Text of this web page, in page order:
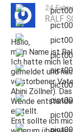
PRINT & CDS
IMPRESSUM
24.
RALF
Hallo,
mein Name ist
Ich hatte mich
gemeldet und
verstorbener
Abini Zöllner).
Wende
erstellt.
Erst sollte ich